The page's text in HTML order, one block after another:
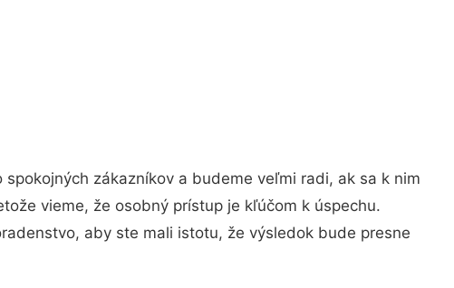
zákazníkov a budeme veľmi radi, ak sa k nim
vieme, že osobný prístup je kľúčom k úspechu.
aby ste mali istotu, že výsledok bude presne